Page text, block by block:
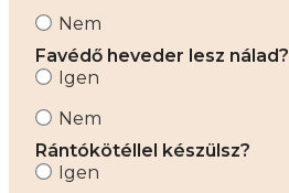
Nem
Favédő heveder lesz nálad?
Igen
Nem
Rántókötéllel készülsz?
Igen